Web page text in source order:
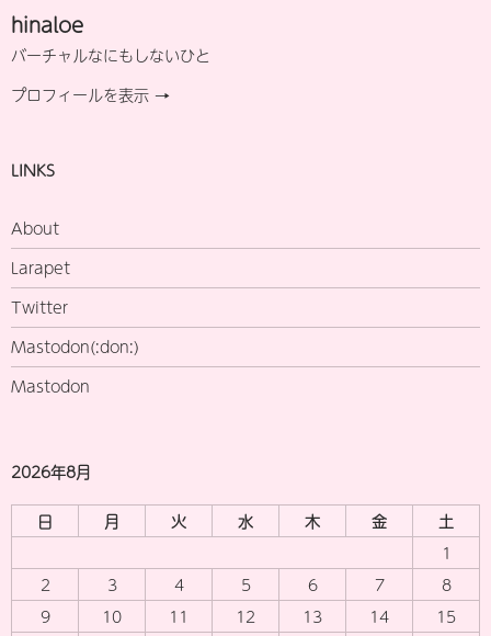
hinaloe
バーチャルなにもしないひと
プロフィールを表示 →
LINKS
About
Larapet
Twitter
Mastodon(:don:)
Mastodon
2026年8月
日 月 火 水 木 金
土
1
2
3 4 5 6 7
8
9
10 11 12 13 14
15